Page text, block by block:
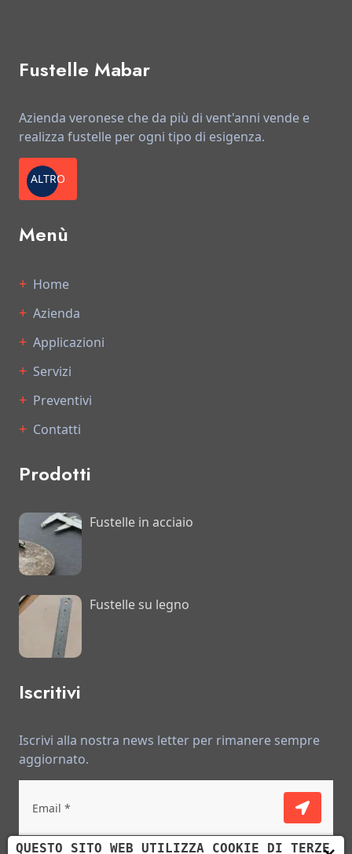
Fustelle Mabar
Azienda veronese che da più di vent'anni vende e
realizza fustelle per ogni tipo di esigenza.
ALTRO
Menù
Home
Azienda
Applicazioni
Servizi
Preventivi
Contatti
Prodotti
Fustelle in acciaio
Fustelle su legno
Iscritivi
Iscrivi alla nostra news letter per rimanere sempre
aggiornato.
Ho letto e accetto le condizioni descritte
QUESTO SITO WEB UTILIZZA COOKIE DI TERZE